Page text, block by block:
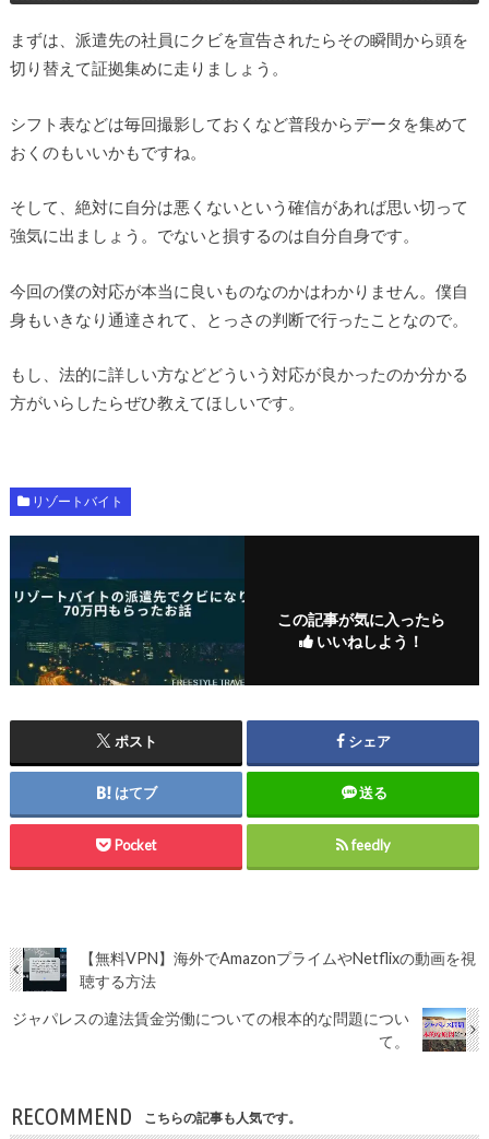
まずは、派遣先の社員にクビを宣告されたらその瞬間から頭を
切り替えて証拠集めに走りましょう。
シフト表などは毎回撮影しておくなど普段からデータを集めて
おくのもいいかもですね。
そして、絶対に自分は悪くないという確信があれば思い切って
強気に出ましょう。でないと損するのは自分自身です。
今回の僕の対応が本当に良いものなのかはわかりません。僕自
身もいきなり通達されて、とっさの判断で行ったことなので。
もし、法的に詳しい方などどういう対応が良かったのか分かる
方がいらしたらぜひ教えてほしいです。
リゾートバイト
この記事が気に入ったら
いいねしよう！
ポスト シェア
はてブ 送る
Pocket feedly
【無料VPN】海外でAmazonプライムやNetflixの動画を視
聴する方法
ジャパレスの違法賃金労働についての根本的な問題につい
て。
RECOMMEND こちらの記事も人気です。